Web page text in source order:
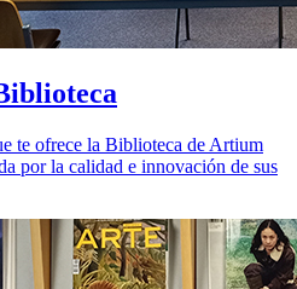
te ofrece la Biblioteca de Artium
por la calidad e innovación de sus